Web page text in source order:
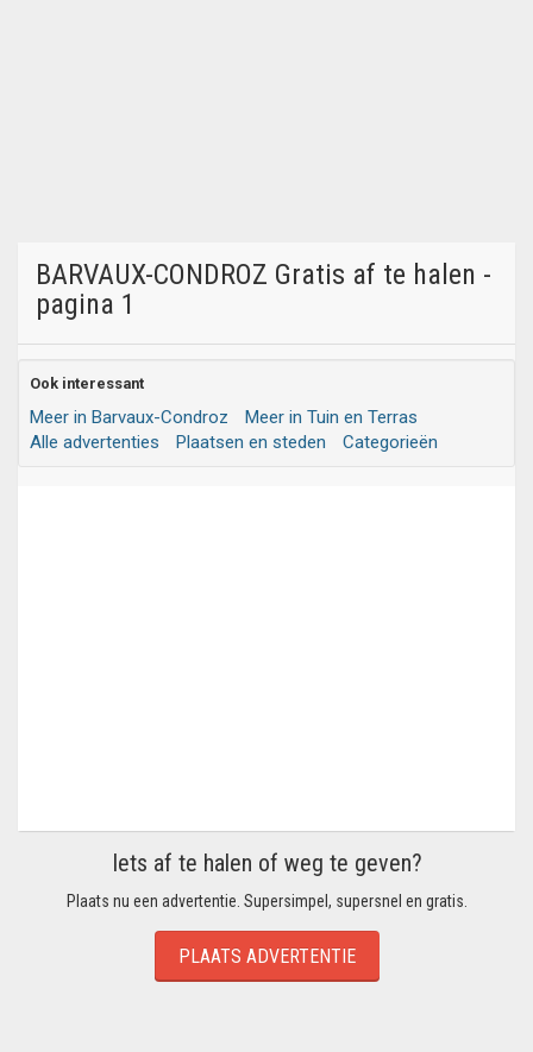
BARVAUX-CONDROZ Gratis af te halen -
pagina 1
Ook interessant
Meer in Barvaux-Condroz
Meer in Tuin en Terras
Alle advertenties
Plaatsen en steden Categorieën
Iets af te halen of weg te geven?
Plaats nu een advertentie. Supersimpel, supersnel en gratis.
PLAATS ADVERTENTIE